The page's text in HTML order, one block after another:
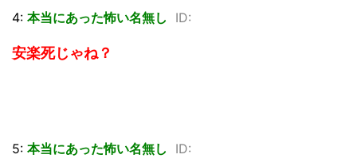
4: 本当にあった怖い名無し ID:
安楽死じゃね？
5: 本当にあった怖い名無し ID: